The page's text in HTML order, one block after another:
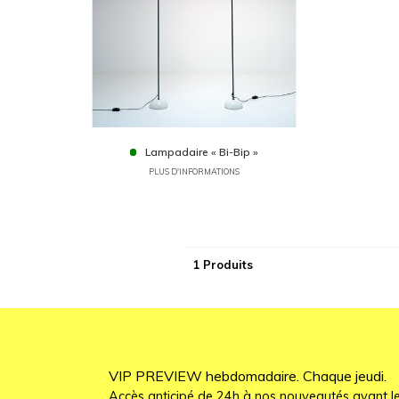
Lampadaire « Bi-Bip »
PLUS D'INFORMATIONS
1 Produits
VIP PREVIEW hebdomadaire. Chaque jeudi.